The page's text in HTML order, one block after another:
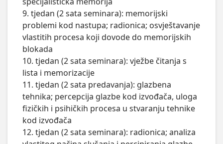
9. tjedan (2 sata seminara): memorijski
problemi kod nastupa; radionica; osvještavanje
vlastitih procesa koji dovode do memorijskih
blokada
10. tjedan (2 sata seminara): vježbe čitanja s
lista i memorizacije
11. tjedan (2 sata predavanja): glazbena
tehnika; percepcija glazbe kod izvođača, uloga
fizičkih i psihičkih procesa u stvaranju tehnike
kod izvođača
12. tjedan (2 sata seminara): radionica; analiza